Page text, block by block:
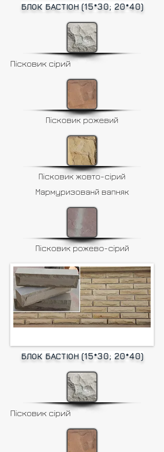
БЛОК БАСТІОН (15*30; 20*40)
Пісковик сірий
Пісковик рожевий
Пісковик жовто-сірий
Мармуризованй вапняк
Пісковик рожево-сірий
БЛОК БАСТІОН (15*30; 20*40)
Пісковик сірий